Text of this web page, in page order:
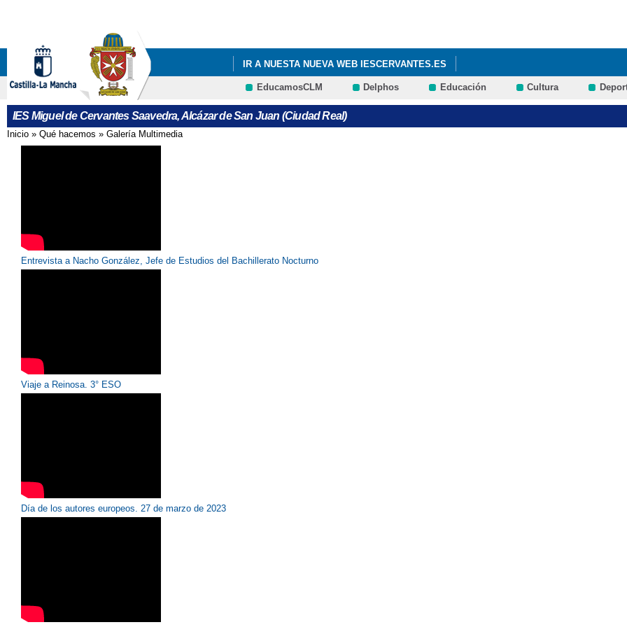
IR A NUESTA NUEVA WEB IESCERVANTES.ES
EducamosCLM Delphos Educación Cultura
IES Miguel de Cervantes Saavedra, Alcázar de San Juan (Ciudad Real)
Se encuentra usted aquí
Inicio » Qué hacemos » Galería Multimedia
Entrevista a Nacho González, Jefe de Estudios del Bachillerato Nocturno
Viaje a Reinosa. 3° ESO
Día de los autores europeos. 27 de marzo de 2023